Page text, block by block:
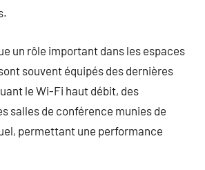
un rôle important dans les espaces
souvent équipés des dernières
le Wi-Fi haut débit, des
salles de conférence munies de
permettant une performance